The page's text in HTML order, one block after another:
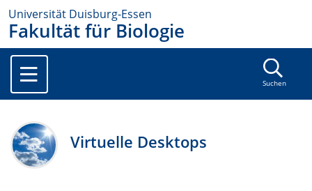
Universität Duisburg-Essen
Fakultät für Biologie
Suchen
Virtuelle Desktops